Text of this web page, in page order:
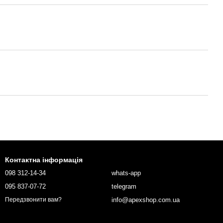
Контактна інформація
098 312-14-34
095 837-07-72
Передзвонити вам?
whats-app
telegram
info@apexshop.com.ua